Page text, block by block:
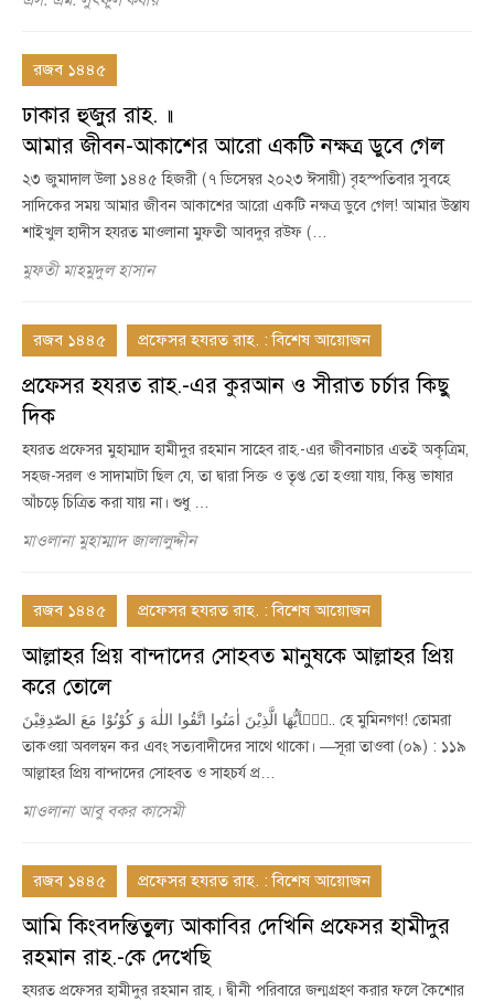
রজব ১৪৪৫
ঢাকার হুজুর রাহ. ॥
আমার জীবন-আকাশের আরো একটি নক্ষত্র ডুবে গেল
২৩ জুমাদাল উলা ১৪৪৫ হিজরী (৭ ডিসেম্বর ২০২৩ ঈসায়ী) বৃহস্পতিবার সুবহে
সাদিকের সময় আমার জীবন আকাশের আরো একটি নক্ষত্র ডুবে গেল! আমার উস্তায
শাইখুল হাদীস হযরত মাওলানা মুফতী আবদুর রউফ (…
মুফতী মাহমুদুল হাসান
রজব ১৪৪৫ প্রফেসর হযরত রাহ. : বিশেষ আয়োজন
প্রফেসর হযরত রাহ.-এর কুরআন ও সীরাত চর্চার কিছু
দিক
হযরত প্রফেসর মুহাম্মাদ হামীদুর রহমান সাহেব রাহ.-এর জীবনাচার এতই অকৃত্রিম,
সহজ-সরল ও সাদামাটা ছিল যে, তা দ্বারা সিক্ত ও তৃপ্ত তো হওয়া যায়, কিন্তু ভাষার
আঁচড়ে চিত্রিত করা যায় না। শুধু …
মাওলানা মুহাম্মাদ জালালুদ্দীন
রজব ১৪৪৫ প্রফেসর হযরত রাহ. : বিশেষ আয়োজন
আল্লাহর প্রিয় বান্দাদের সোহবত মানুষকে আল্লাহর প্রিয়
করে তোলে
يٰۤاَيُّهَا الَّذِيْنَ اٰمَنُوا اتَّقُوا اللٰهَ وَ كُوْنُوْا مَعَ الصّٰدِقِيْنَ.. হে মুমিনগণ! তোমরা
তাকওয়া অবলম্বন কর এবং সত্যবাদীদের সাথে থাকো। —সূরা তাওবা (০৯) : ১১৯
আল্লাহর প্রিয় বান্দাদের সোহবত ও সাহচর্য প্র…
মাওলানা আবু বকর কাসেমী
রজব ১৪৪৫ প্রফেসর হযরত রাহ. : বিশেষ আয়োজন
আমি কিংবদন্তিতুল্য আকাবির দেখিনি প্রফেসর হামীদুর
রহমান রাহ.-কে দেখেছি
হযরত প্রফেসর হামীদুর রহমান রাহ.। দ্বীনী পরিবারে জন্মগ্রহণ করার ফলে কৈশোর